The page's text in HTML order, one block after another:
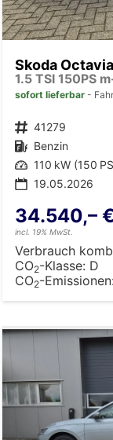
Skoda
sofort lieferbar
Fahrzeugnr. 41279
Kraftstoff Benzin
Leistung 110 kW (150
19.05.2026
34.540,– €
incl. 19% MwSt.
Verbrauch
CO2-Klasse: D
CO2-Emissionen: